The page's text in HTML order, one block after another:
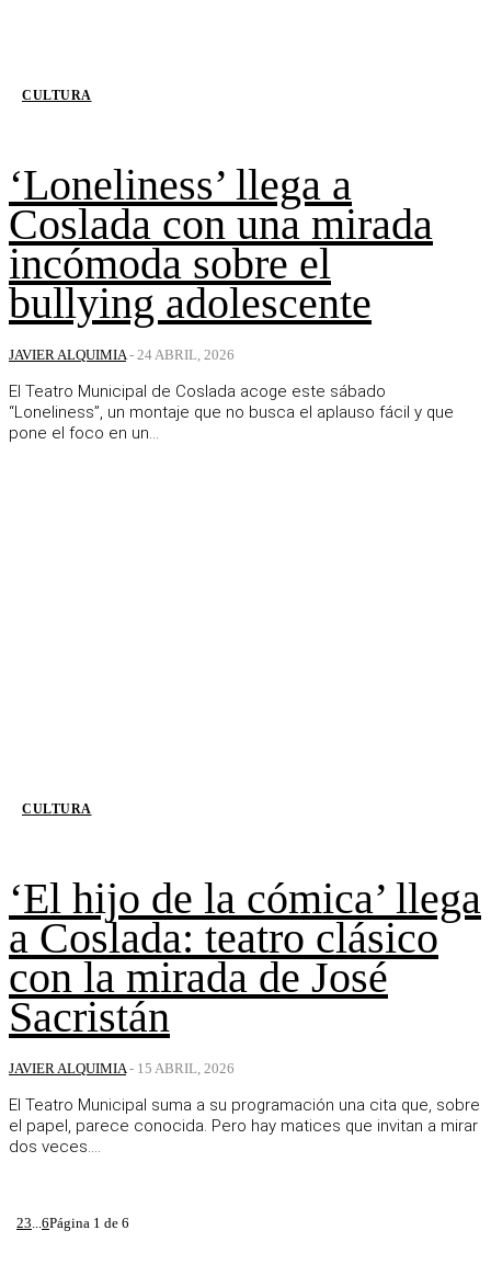
CULTURA
‘Loneliness’ llega a
Coslada con una mirada
incómoda sobre el
bullying adolescente
JAVIER ALQUIMIA - 24 ABRIL, 2026
El Teatro Municipal de Coslada acoge este sábado
“Loneliness”, un montaje que no busca el aplauso fácil y que
pone el foco en un...
CULTURA
‘El hijo de la cómica’ llega
a Coslada: teatro clásico
con la mirada de José
Sacristán
JAVIER ALQUIMIA - 15 ABRIL, 2026
El Teatro Municipal suma a su programación una cita que, sobre
el papel, parece conocida. Pero hay matices que invitan a mirar
dos veces....
23...6Página 1 de 6